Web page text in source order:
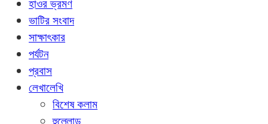
হাওর ভ্রমণ
ভাটির সংবাদ
সাক্ষাৎকার
পর্যটন
প্রবাস
লেখালেখি
বিশেষ কলাম